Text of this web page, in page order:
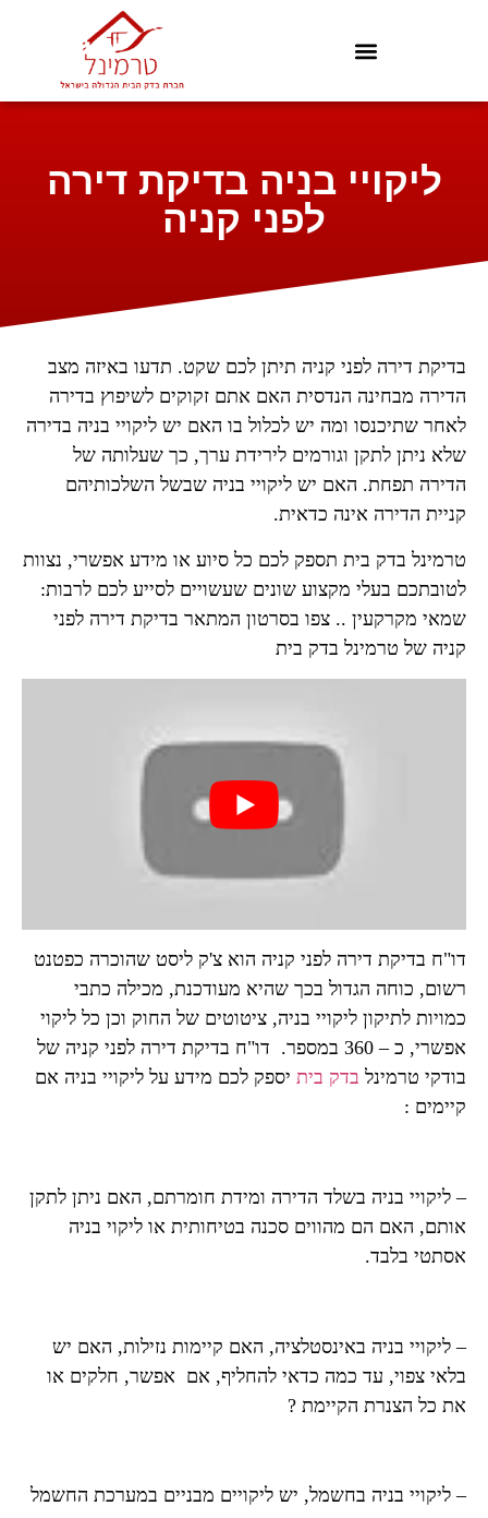
ליקויי בניה בדיקת דירה
לפני קניה
בדיקת דירה לפני קניה תיתן לכם שקט. תדעו באיזה מצב
הדירה מבחינה הנדסית האם אתם זקוקים לשיפוץ בדירה
לאחר שתיכנסו ומה יש לכלול בו האם יש ליקויי בניה בדירה
שלא ניתן לתקן וגורמים לירידת ערך, כך שעלותה של
הדירה תפחת. האם יש ליקויי בניה שבשל השלכותיהם
קניית הדירה אינה כדאית.
טרמינל בדק בית תספק לכם כל סיוע או מידע אפשרי, נצוות
לטובתכם בעלי מקצוע שונים שעשויים לסייע לכם לרבות:
שמאי מקרקעין .. צפו בסרטון המתאר בדיקת דירה לפני
קניה של טרמינל בדק בית
דו"ח בדיקת דירה לפני קניה הוא צ'ק ליסט שהוכרה כפטנט
רשום, כוחה הגדול בכך שהיא מעודכנת, מכילה כתבי
כמויות לתיקון ליקויי בניה, ציטוטים של החוק וכן כל ליקוי
אפשרי, כ – 360 במספר. דו"ח בדיקת דירה לפני קניה של
בודקי טרמינל בדק בית יספק לכם מידע על ליקויי בניה אם
קיימים :
– ליקויי בניה בשלד הדירה ומידת חומרתם, האם ניתן לתקן
אותם, האם הם מהווים סכנה בטיחותית או ליקוי בניה
אסתטי בלבד.
– ליקויי בניה באינסטלציה, האם קיימות נזילות, האם יש
בלאי צפוי, עד כמה כדאי להחליף, אם אפשר, חלקים או
את כל הצנרת הקיימת ?
– ליקויי בניה בחשמל, יש ליקויים מבניים במערכת החשמל